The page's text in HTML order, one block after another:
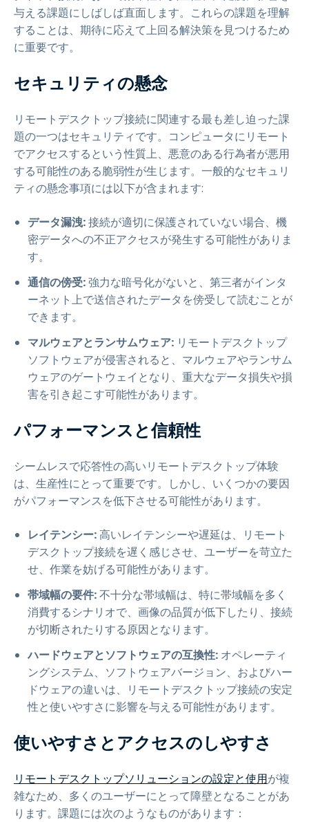
与える課題にしばしば直面します。これらの課題を理解
することは、期待に応えて上回る解決策を見つけるため
に重要です。
セキュリティの懸念
リモートデスクトップ接続に関連する最も差し迫った課
題の一つはセキュリティです。コンピュータにリモート
でアクセスするという性質上、悪意のある行為者が悪用
する可能性のある脆弱性が生じます。一般的なセキュリ
ティの懸念事項には以下が含まれます:
データ漏洩:接続が適切に保護されていない場合、機
密データへの不正アクセスが発生する可能性がありま
す。
通信の傍受:強力な暗号化がないと、第三者がインタ
ーネット上で送信されたデータを傍受して読むことが
できます。
マルウェアとランサムウェア: リモートデスクトップ
ソフトウェアが侵害されると、マルウェアやランサム
ウェアのゲートウェイとなり、重大なデータ損失や損
害を引き起こす可能性があります。
パフォーマンスと信頼性
シームレスで応答性の高いリモートデスクトップ体験
は、生産性にとって重要です。しかし、いくつかの要因
がパフォーマンスを低下させる可能性があります。
レイテンシー:高いレイテンシーや遅延は、リモート
デスクトップ接続を遅く感じさせ、ユーザーを苛立た
せ、作業を妨げる可能性があります。
帯域幅の要件:不十分な帯域幅は、特に帯域幅を多く
消費するシナリオで、画像の品質が低下したり、接続
が切断されたりする原因となります。
ハードウェアとソフトウェアの互換性: オペレーティ
ングシステム、ソフトウェアバージョン、およびハー
ドウェアの違いは、リモートデスクトップ接続の安定
性と使いやすさに影響を与える可能性があります。
使いやすさとアクセスのしやすさ
リモートデスクトップソリューションの設定と使用が複
雑なため、多くのユーザーにとって障壁となることがあ
ります。課題には次のようなものがあります：